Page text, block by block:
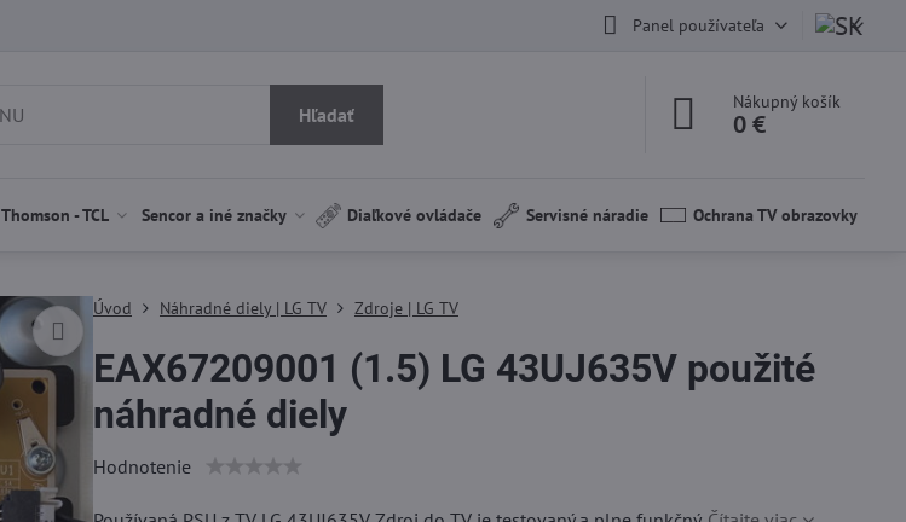
Panel používateľa
Hľadať
Nákupný košík
0 €
Thomson - TCL Sencor a iné značky Diaľkové ovládače Servisné náradie Ochrana TV obrazovky
Úvod Náhradné diely | LG TV Zdroje | LG TV
EAX67209001 (1.5) LG 43UJ635V použité
náhradné diely
Hodnotenie